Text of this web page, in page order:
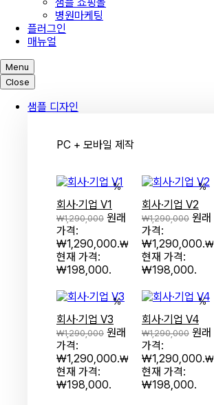
병원마케팅
플러그인
매뉴얼
Menu
Close
샘플 디자인
PC + 모바일 제작
%
회사·기업 V1
₩1,290,000 원래
가격:
₩1,290,000.₩ 198,000
현재 가격:
₩198,000.
%
회사·기업 V2
₩1,290,000 원래
가격:
₩1,290,000.₩
현재 가격:
₩198,000.
%
회사·기업 V3
₩1,290,000 원래
가격:
₩1,290,000.₩ 198,000
현재 가격:
₩198,000.
%
회사·기업 V4
₩1,290,000 원래
가격:
₩1,290,000.₩
현재 가격:
₩198,000.